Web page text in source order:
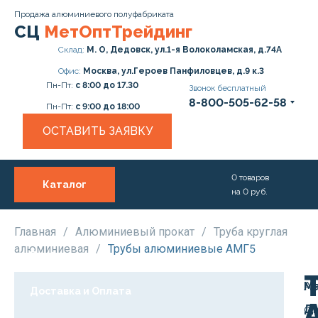
Продажа алюминиевого полуфабриката
СЦ МетОптТрейдинг
Склад: М. О, Дедовск, ул.1-я Волоколамская, д.74А
Офис: Москва, ул.Героев Панфиловцев, д.9 к.3
Пн-Пт: с 8:00 до 17.30
Пн-Пт: с 9:00 до 18:00
Звонок бесплатный
8-800-505-62-58
ОСТАВИТЬ ЗАЯВКУ
Каталог
Прайс
Доставка и Оплата
0 товаров
на 0 руб.
Главная / Алюминиевый прокат / Труба круглая
алюминиевая / Трубы алюминиевые АМГ5
от